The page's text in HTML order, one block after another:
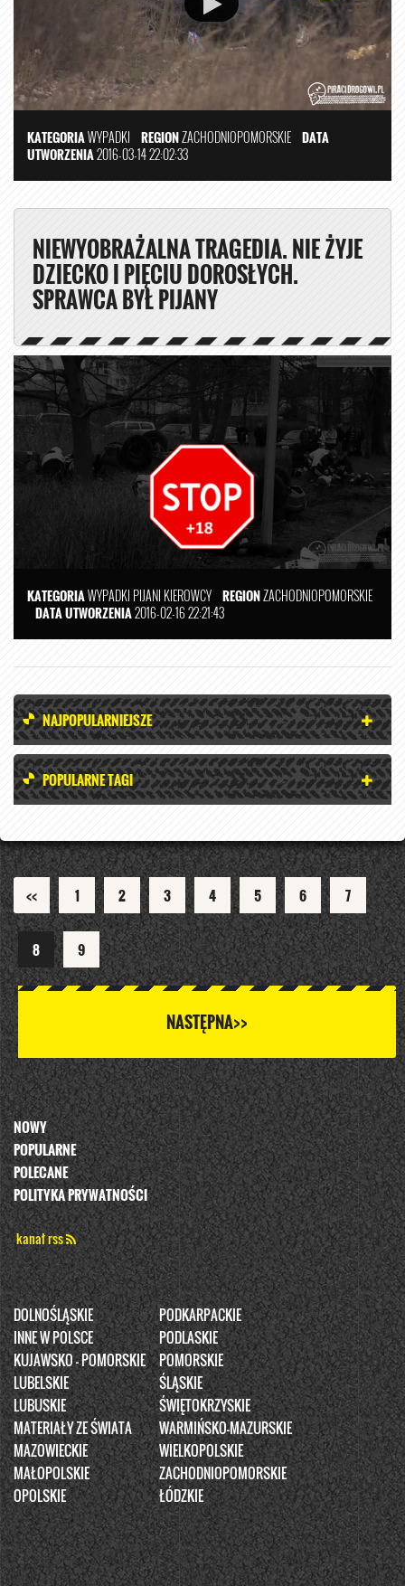
KATEGORIAWYPADKI REGIONZACHODNIOPOMORSKIE DATA
UTWORZENIA2016-03-14 22:02:33
NIEWYOBRAŻALNA TRAGEDIA. NIE ŻYJE
DZIECKO I PIĘCIU DOROSŁYCH.
SPRAWCA BYŁ PIJANY
KATEGORIAWYPADKI PIJANI KIEROWCY REGIONZACHODNIOPOMORSKIE
DATA UTWORZENIA2016-02-16 22:21:43
NAJPOPULARNIEJSZE
POPULARNE TAGI
<< 1 2 3 4 5 6 7
8 9
NASTĘPNA>>
NOWY
POPULARNE
POLECANE
POLITYKA PRYWATNOŚCI
kanał rss
DOLNOŚLĄSKIE
INNE W POLSCE
KUJAWSKO - POMORSKIE
LUBELSKIE
LUBUSKIE
MATERIAŁY ZE ŚWIATA
MAZOWIECKIE
MAŁOPOLSKIE
OPOLSKIE
PODKARPACKIE
PODLASKIE
POMORSKIE
ŚLĄSKIE
ŚWIĘTOKRZYSKIE
WARMIŃSKO-MAZURSKIE
WIELKOPOLSKIE
ZACHODNIOPOMORSKIE
ŁÓDZKIE